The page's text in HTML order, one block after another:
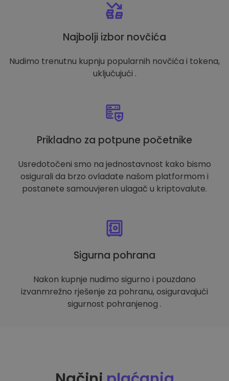
Najbolji izbor novčića
Nudimo trenutnu kupnju popularnih novčića i tokena,
uključujući .
Prikladno za potpune početnike
Usredotočeni smo na jednostavnost kako bismo
osigurali da brzo ovladate našom platformom i
postanete samouvjeren ulagač u kriptovalute.
Sigurna pohrana
Nakon kupnje nudimo sigurno i pouzdano
izvanmrežno rješenje za pohranu, osiguravajući
sigurnost pohranjenog .